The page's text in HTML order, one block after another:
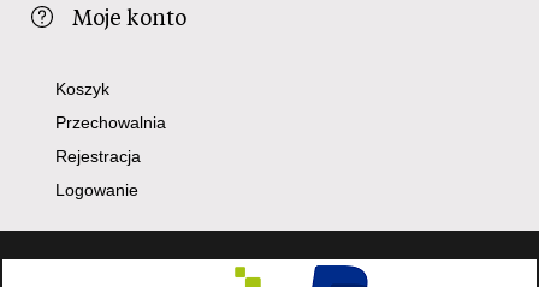
Moje konto
Koszyk
Przechowalnia
Rejestracja
Logowanie